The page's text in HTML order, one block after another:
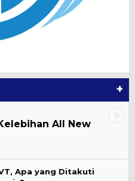
+
All New
Apa yang Ditakuti